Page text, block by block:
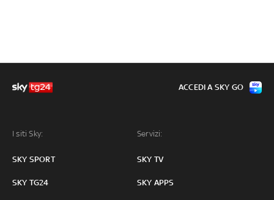
I siti Sky:
SKY SPORT
SKY TG24
Servizi:
SKY TV
SKY APPS
ACCEDI A SKY GO